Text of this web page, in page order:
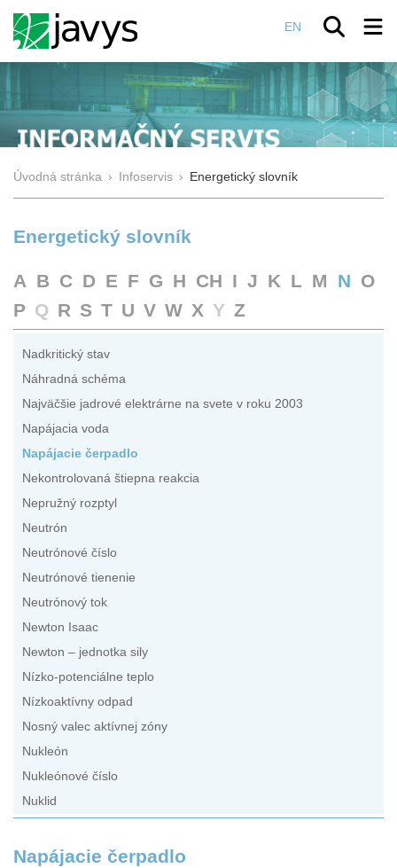
EN
Úvodná stránka › Infoservis › Energetický slovník
Energetický slovník
A B C D E F G H CH I J K L M N O
P Q R S T U V W X Y Z
Nadkritický stav
Náhradná schéma
Najväčšie jadrové elektrárne na svete v roku 2003
Napájacia voda
Napájacie čerpadlo
Nekontrolovaná štiepna reakcia
Nepružný rozptyl
Neutrón
Neutrónové číslo
Neutrónové tienenie
Neutrónový tok
Newton Isaac
Newton – jednotka sily
Nízko-potenciálne teplo
Nízkoaktívny odpad
Nosný valec aktívnej zóny
Nukleón
Nukleónové číslo
Nuklid
Napájacie čerpadlo